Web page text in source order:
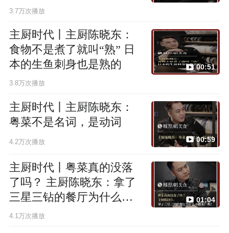
3.7万次播放
主厨时代丨主厨陈晓东：
食物不是煮了就叫“熟” 日
本的生鱼刺身也是熟的
3.8万次播放
00:51
主厨时代丨主厨陈晓东：
粤菜不是名词，是动词
4.2万次播放 00:59
主厨时代丨粤菜真的没落
了吗？ 主厨陈晓东：拿了
三星三钻的餐厅为什么不
敢来广州？
4.1万次播放
01:04